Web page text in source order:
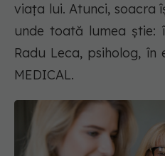
viața lui. Atunci, soacra
unde toată lumea
Radu Leca, psiholog,
MEDICAL.